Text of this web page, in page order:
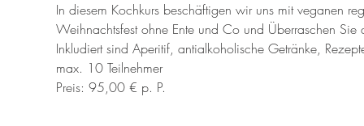
In diesem Kochkurs beschäftigen wir uns mit veganen
Weihnachtsfest ohne Ente und Co und Überraschen
Inkludiert sind Aperitif, antialkoholische Getränke,
max. 10 Teilnehmer
Preis: 95,00 € p. P.